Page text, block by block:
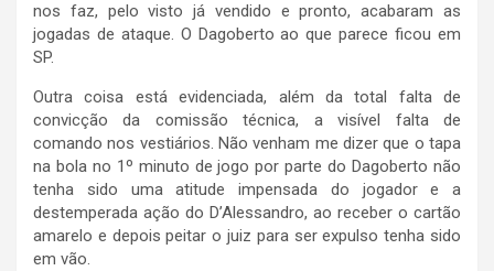
nos faz, pelo visto já vendido e pronto, acabaram as
jogadas de ataque. O Dagoberto ao que parece ficou em
SP.
Outra coisa está evidenciada, além da total falta de
convicção da comissão técnica, a visível falta de
comando nos vestiários. Não venham me dizer que o tapa
na bola no 1º minuto de jogo por parte do Dagoberto não
tenha sido uma atitude impensada do jogador e a
destemperada ação do D’Alessandro, ao receber o cartão
amarelo e depois peitar o juiz para ser expulso tenha sido
em vão.